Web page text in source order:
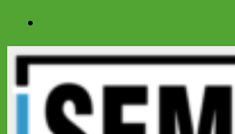
Saltar
contenido